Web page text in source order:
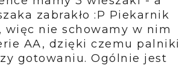
zabrakło :P Piekarnik
nie schowamy w nim
AA, dzięki czemu palniki
gotowaniu. Ogólnie jest